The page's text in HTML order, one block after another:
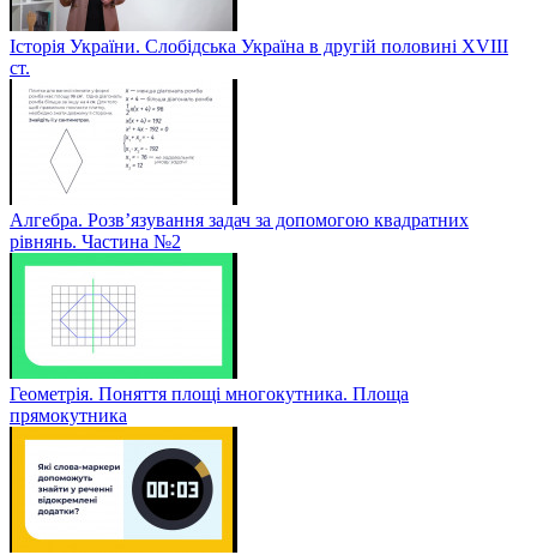
Історія України. Слобідська Україна в другій половині ХVIIІ
ст.
Алгебра. Розв’язування задач за допомогою квадратних
рівнянь. Частина №2
Геометрія. Поняття площі многокутника. Площа
прямокутника